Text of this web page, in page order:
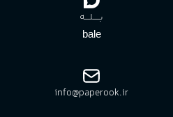
بـــــلــــه
bale
info@paperook.ir